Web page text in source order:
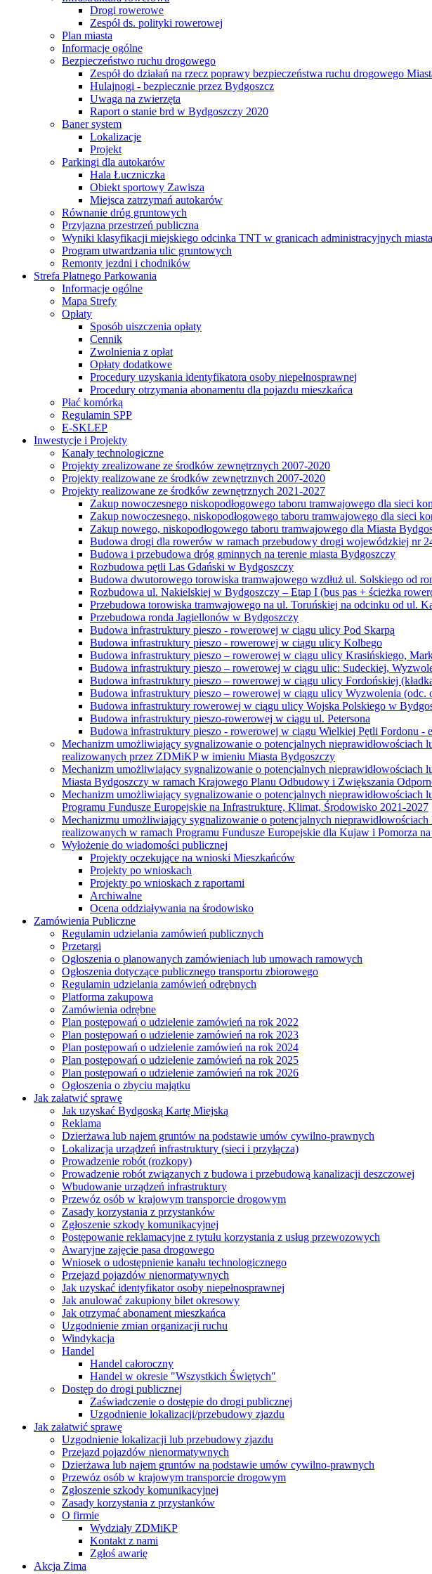
Drogi rowerowe
Zespół ds. polityki rowerowej
Plan miasta
Informacje ogólne
Bezpieczeństwo ruchu drogowego
Zespół do działań na rzecz poprawy bezpieczeństwa ruchu drogowego
Hulajnogi - bezpiecznie przez Bydgoszcz
Uwaga na zwierzęta
Raport o stanie brd w Bydgoszczy 2020
Baner system
Lokalizacje
Projekt
Parkingi dla autokarów
Hala Łuczniczka
Obiekt sportowy Zawisza
Miejsca zatrzymań autokarów
Równanie dróg gruntowych
Przyjazna przestrzeń publiczna
Wyniki klasyfikacji miejskiego odcinka TNT w granicach administracyjnych
Program utwardzania ulic gruntowych
Remonty jezdni i chodników
Strefa Płatnego Parkowania
Informacje ogólne
Mapa Strefy
Opłaty
Sposób uiszczenia opłaty
Cennik
Zwolnienia z opłat
Opłaty dodatkowe
Procedury uzyskania identyfikatora osoby niepełnosprawnej
Procedury otrzymania abonamentu dla pojazdu mieszkańca
Płać komórką
Regulamin SPP
E-SKLEP
Inwestycje i Projekty
Kanały technologiczne
Projekty zrealizowane ze środków zewnętrznych 2007-2020
Projekty realizowane ze środków zewnętrznych 2007-2020
Projekty realizowane ze środków zewnętrznych 2021-2027
Zakup nowoczesnego niskopodłogowego taboru tramwajowego dla sieci
Zakup nowoczesnego, niskopodłogowego taboru tramwajowego dla sieci
Zakup nowego, niskopodłogowego taboru tramwajowego dla Miasta
Budowa drogi dla rowerów w ramach przebudowy drogi wojewódzkiej nr
Budowa i przebudowa dróg gminnych na terenie miasta Bydgoszczy
Rozbudowa pętli Las Gdański w Bydgoszczy
Budowa dwutorowego torowiska tramwajowego wzdłuż ul. Solskiego od
Rozbudowa ul. Nakielskiej w Bydgoszczy – Etap I (bus pas + ścieżka
Przebudowa torowiska tramwajowego na ul. Toruńskiej na odcinku od ul.
Przebudowa ronda Jagiellonów w Bydgoszczy
Budowa infrastruktury pieszo - rowerowej w ciągu ulicy Pod Skarpą
Budowa infrastruktury pieszo - rowerowej w ciągu ulicy Kolbego
Budowa infrastruktury pieszo – rowerowej w ciągu ulicy Krasińskiego,
Budowa infrastruktury pieszo – rowerowej w ciągu ulic: Sudeckiej,
Budowa infrastruktury pieszo – rowerowej w ciągu ulicy Fordońskiej
Budowa infrastruktury pieszo – rowerowej w ciągu ulicy Wyzwolenia (odc.
Budowa infrastruktury rowerowej w ciągu ulicy Wojska Polskiego w
Budowa infrastruktury pieszo-rowerowej w ciągu ul. Petersona
Budowa infrastruktury pieszo - rowerowej w ciągu Wielkiej Pętli Fordonu -
Mechanizm umożliwiający sygnalizowanie o potencjalnych
realizowanych przez ZDMiKP w imieniu Miasta Bydgoszczy
Mechanizm umożliwiający sygnalizowanie o potencjalnych
Miasta Bydgoszczy w ramach Krajowego Planu Odbudowy i Zwiększania
Mechanizm umożliwiający sygnalizowanie o potencjalnych
Programu Fundusze Europejskie na Infrastrukturę, Klimat, Środowisko 2021-2027
Mechanizmu umożliwiający sygnalizowanie o potencjalnych
realizowanych w ramach Programu Fundusze Europejskie dla Kujaw i Pomorza
Wyłożenie do wiadomości publicznej
Projekty oczekujące na wnioski Mieszkańców
Projekty po wnioskach
Projekty po wnioskach z raportami
Archiwalne
Ocena oddziaływania na środowisko
Zamówienia Publiczne
Regulamin udzielania zamówień publicznych
Przetargi
Ogłoszenia o planowanych zamówieniach lub umowach ramowych
Ogłoszenia dotyczące publicznego transportu zbiorowego
Regulamin udzielania zamówień odrębnych
Platforma zakupowa
Zamówienia odrębne
Plan postępowań o udzielenie zamówień na rok 2022
Plan postępowań o udzielenie zamówień na rok 2023
Plan postępowań o udzielenie zamówień na rok 2024
Plan postępowań o udzielenie zamówień na rok 2025
Plan postępowań o udzielenie zamówień na rok 2026
Ogłoszenia o zbyciu majątku
Jak załatwić sprawę
Jak uzyskać Bydgoską Kartę Miejską
Reklama
Dzierżawa lub najem gruntów na podstawie umów cywilno-prawnych
Lokalizacja urządzeń infrastruktury (sieci i przyłącza)
Prowadzenie robót (rozkopy)
Prowadzenie robót związanych z budowa i przebudową kanalizacji deszczowej
Wbudowanie urządzeń infrastruktury
Przewóz osób w krajowym transporcie drogowym
Zasady korzystania z przystanków
Zgłoszenie szkody komunikacyjnej
Postępowanie reklamacyjne z tytułu korzystania z usług przewozowych
Awaryjne zajęcie pasa drogowego
Wniosek o udostępnienie kanału technologicznego
Przejazd pojazdów nienormatywnych
Jak uzyskać identyfikator osoby niepełnosprawnej
Jak anulować zakupiony bilet okresowy
Jak otrzymać abonament mieszkańca
Uzgodnienie zmian organizacji ruchu
Windykacja
Handel
Handel całoroczny
Handel w okresie "Wszystkich Świętych"
Dostęp do drogi publicznej
Zaświadczenie o dostępie do drogi publicznej
Uzgodnienie lokalizacji/przebudowy zjazdu
Jak załatwić sprawę
Uzgodnienie lokalizacji lub przebudowy zjazdu
Przejazd pojazdów nienormatywnych
Dzierżawa lub najem gruntów na podstawie umów cywilno-prawnych
Przewóz osób w krajowym transporcie drogowym
Zgłoszenie szkody komunikacyjnej
Zasady korzystania z przystanków
O firmie
Wydziały ZDMiKP
Kontakt z nami
Zgłoś awarię
Akcja Zima